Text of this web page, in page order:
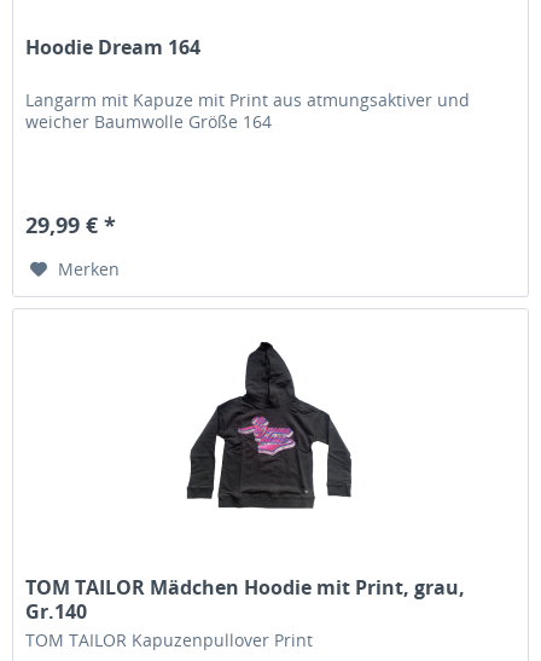
Hoodie Dream 164
Langarm mit Kapuze mit Print aus atmungsaktiver und
weicher Baumwolle Größe 164
29,99 € *
Merken
TOM TAILOR Mädchen Hoodie mit Print, grau,
Gr.140
TOM TAILOR Kapuzenpullover Print